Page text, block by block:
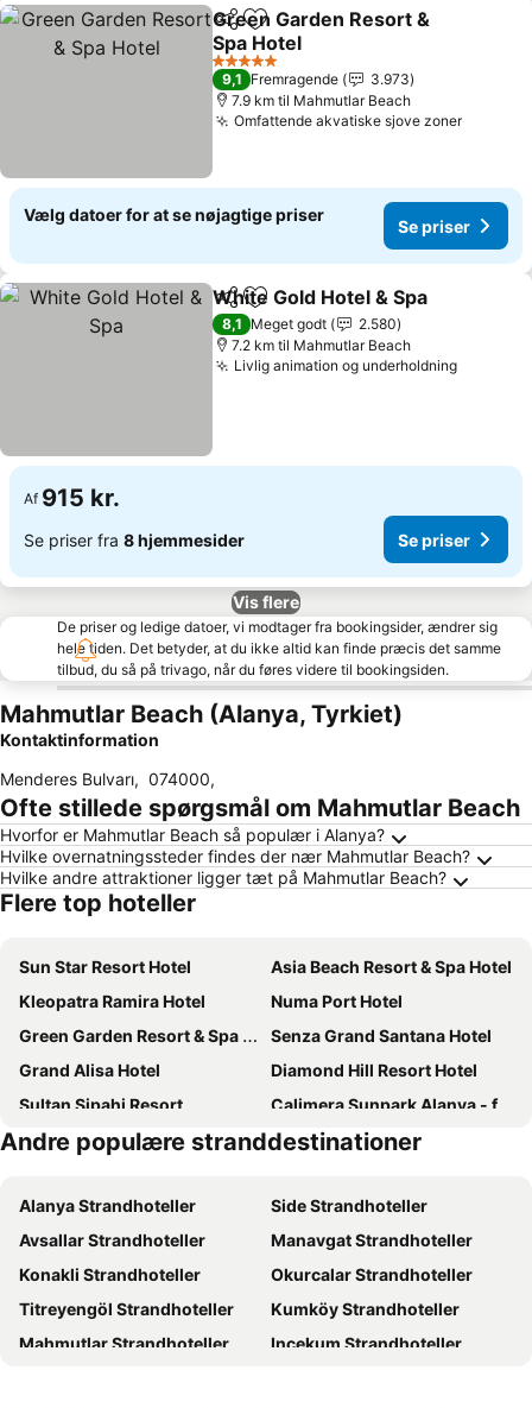
Del Føj til favoritter
Green Garden Resort &
Spa Hotel
Se priser
5 Stjerner
9,1 Fremragende
3.973
7.9 km til Mahmutlar Beach
Omfattende akvatiske sjove zonerSe
Vælg datoer for at se nøjagtige priser
Se priser
Del Føj til favoritter
White Gold Hotel & Spa
8,1 Meget godt
2.580
7.2 km til Mahmutlar Beach
Livlig animation og underholdningSe
Af 915 kr.
Se priser fra 8 hjemmesider Se priser
Vis flere
De priser og ledige datoer, vi modtager fra bookingsider, ændrer sig
hele tiden. Det betyder, at du ikke altid kan finde præcis det samme
tilbud, du så på trivago, når du føres videre til bookingsiden.
Mahmutlar Beach (Alanya, Tyrkiet)
Kontaktinformation
Menderes Bulvarı, 074000,
Ofte stillede spørgsmål om Mahmutlar Beach
Hvorfor er Mahmutlar Beach så populær i Alanya?
Hvilke overnatningssteder findes der nær Mahmutlar Beach?
Hvilke andre attraktioner ligger tæt på Mahmutlar Beach?
Flere top hoteller
Sun Star Resort Hotel
Asia Beach Resort & Spa Hotel
Kleopatra Ramira Hotel
Numa Port Hotel
Green Garden Resort & Spa Hotel
Senza Grand Santana Hotel
Grand Alisa Hotel
Diamond Hill Resort Hotel
Sultan Sipahi Resort
Calimera Sunpark Alanya - former Sunpark Garden
Blue Star Hotel
Day One Beach Resort & SPA - Adult Only
Alaaddin Beach Hotel
En Vie Beach Boutique Hotel - Adults Only
Kleopatra Dreams Beach Hotel
Hotel Mesut
Ananea Kleopatra Beach +12 Adult Only - former Cook's Club Alanya
Goldcity Hotel
Villa Sonata
Sey Beach Hotel & Spa
Oba Star Hotel & Spa
Relax Beach Hotel
Andre populære stranddestinationer
Alanya Strandhoteller
Side Strandhoteller
Avsallar Strandhoteller
Manavgat Strandhoteller
Konakli Strandhoteller
Okurcalar Strandhoteller
Titreyengöl Strandhoteller
Kumköy Strandhoteller
Mahmutlar Strandhoteller
Incekum Strandhoteller